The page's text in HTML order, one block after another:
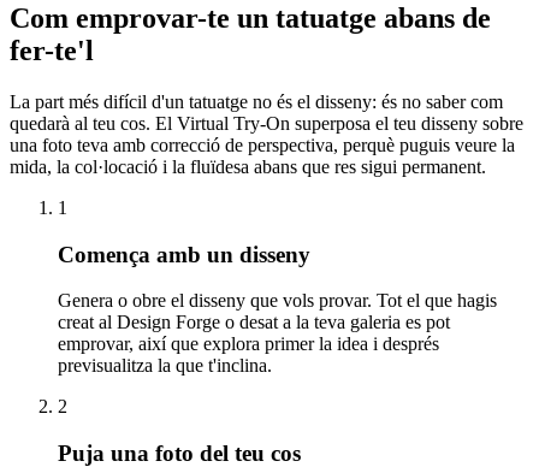
Com emprovar-te un tatuatge abans de
fer-te'l
La part més difícil d'un tatuatge no és el disseny: és no saber com
quedarà al teu cos. El Virtual Try-On superposa el teu disseny sobre
una foto teva amb correcció de perspectiva, perquè puguis veure la
mida, la col·locació i la fluïdesa abans que res sigui permanent.
1
Comença amb un disseny
Genera o obre el disseny que vols provar. Tot el que hagis
creat al Design Forge o desat a la teva galeria es pot
emprovar, així que explora primer la idea i després
previsualitza la que t'inclina.
2
Puja una foto del teu cos